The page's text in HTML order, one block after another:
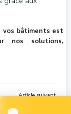
vos bâtiments est
nos solutions,
Article suivant